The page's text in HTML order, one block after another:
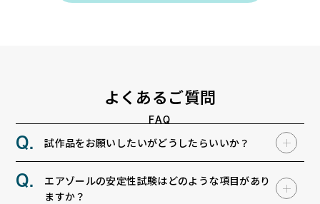
よくあるご質問
FAQ
試作品をお願いしたいがどうしたらいいか？
エアゾールの安定性試験はどのような項目があり
ますか？